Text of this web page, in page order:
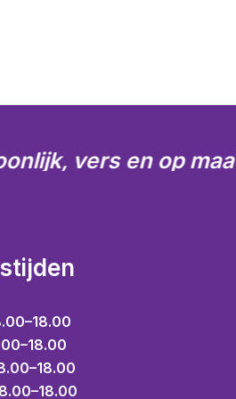
vers en op